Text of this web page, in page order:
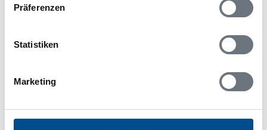
Präferenzen
Statistiken
Marketing
Skriptblocker/AdBlocker aktiviert zu sein!
verhindert. Um die Funktionen nutzen zu können,
haben, können Sie weiterhin selbst bestimmen,